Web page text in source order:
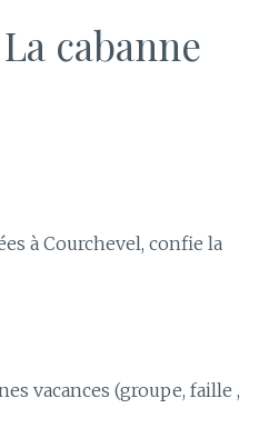
cabanne
à Courchevel, confie la
vacances (groupe, faille ,